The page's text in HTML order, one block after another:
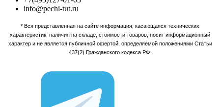
info@pechi-tut.ru
* Вся представленная на сайте информация, касающаяся технических
характеристик, наличия на складе, стоимости товаров, носит информационный
характер и не является публичной офертой, определяемой положениями Статьи
437(2) Гражданского кодекса РФ.